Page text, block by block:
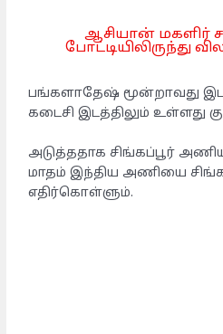
ஆசியான் மகளிர்
போட்டியிலிருந்து
பங்களாதேஷ் மூன்றாவது
கடைசி இடத்திலும் உள்ளது
அடுத்ததாக சிங்கப்பூர்
மாதம் இந்திய அணியை
எதிர்கொள்ளும்.